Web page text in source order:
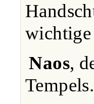
wichtige
Naos,
Tempels.